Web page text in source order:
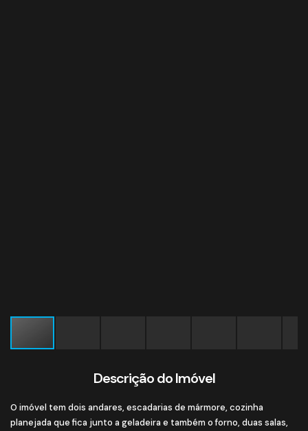
Descrição do Imóvel
O imóvel tem dois andares, escadarias de mármore, cozinha
planejada que fica junto a geladeira e também o forno, duas salas,